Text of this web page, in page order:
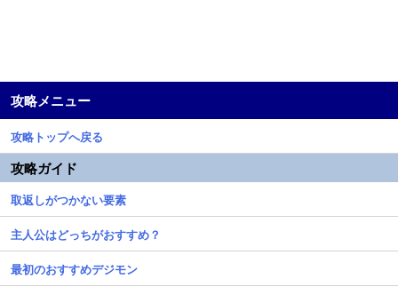
攻略メニュー
攻略トップへ戻る
攻略ガイド
取返しがつかない要素
主人公はどっちがおすすめ？
最初のおすすめデジモン